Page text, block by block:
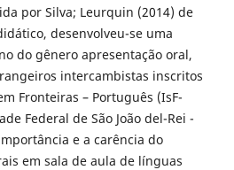
por Silva; Leurquin (2014) de
desenvolveu-se uma
do gênero apresentação oral,
intercambistas inscritos
Fronteiras – Português (IsF-
Federal de São João del-Rei -
e a carência do
em sala de aula de línguas